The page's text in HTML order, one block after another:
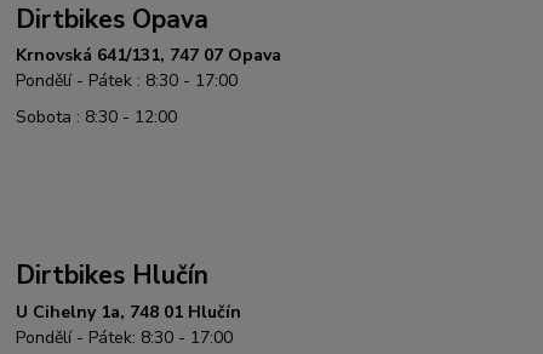
Dirtbikes Opava
Krnovská 641/131, 747 07 Opava
Pondělí - Pátek : 8:30 - 17:00
Sobota : 8:30 - 12:00
Dirtbikes Hlučín
U Cihelny 1a, 748 01 Hlučín
Pondělí - Pátek: 8:30 - 17:00